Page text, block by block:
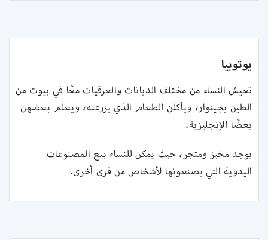
يوتوبيا
تعيش النساء من مختلف الديانات والعرقيات معًا في بيوت من
الطين بجينوار، ويأكلن الطعام الذي يزرعنه، ‏ويعلم بعضهن
بعضًا الإنجليزية.‏
يوجد مخبز ومتجر، حيث يمكن للنساء بيع المصنوعات
اليدوية التي يصنعونها لأشخاص من قرى أخرى‎.‎